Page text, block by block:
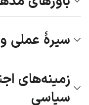
سیرۀ عملی
زمینه‌های
سیاسی